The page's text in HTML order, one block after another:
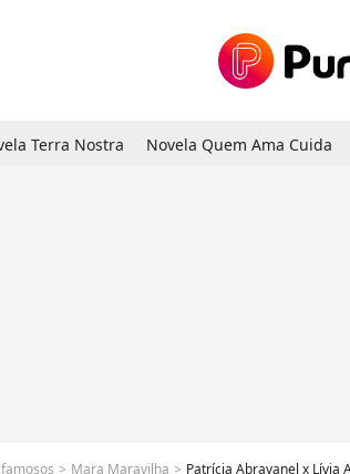
Terra Nostra Novela Quem Ama Cuida
Mara Maravilha Patrícia Abravanel x Lívia